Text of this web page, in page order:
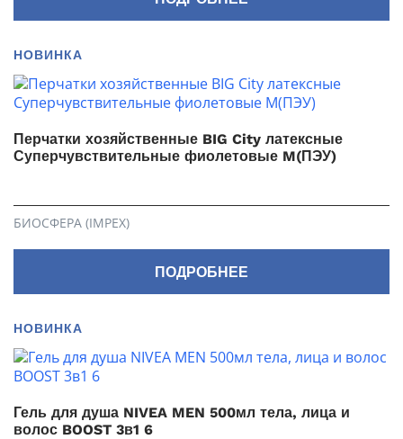
НОВИНКА
Перчатки хозяйственные BIG City латексные
Суперчувствительные фиолетовые M(ПЭУ)
БИОСФЕРА (IMPEX)
ПОДРОБНЕЕ
НОВИНКА
Гель для душа NIVEA MEN 500мл тела, лица и
волос BOOST 3в1 6